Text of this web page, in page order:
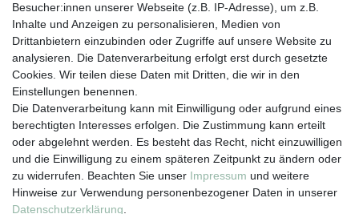
Besucher:innen unserer Webseite (z.B. IP-Adresse), um z.B.
Inhalte und Anzeigen zu personalisieren, Medien von
Drittanbietern einzubinden oder Zugriffe auf unsere Website zu
analysieren. Die Datenverarbeitung erfolgt erst durch gesetzte
Cookies. Wir teilen diese Daten mit Dritten, die wir in den
Einstellungen benennen.
Die Datenverarbeitung kann mit Einwilligung oder aufgrund eines
berechtigten Interesses erfolgen. Die Zustimmung kann erteilt
oder abgelehnt werden. Es besteht das Recht, nicht einzuwilligen
und die Einwilligung zu einem späteren Zeitpunkt zu ändern oder
zu widerrufen. Beachten Sie unser Impressum und weitere
Hinweise zur Verwendung personenbezogener Daten in unserer
Daten­schutz­erklärung